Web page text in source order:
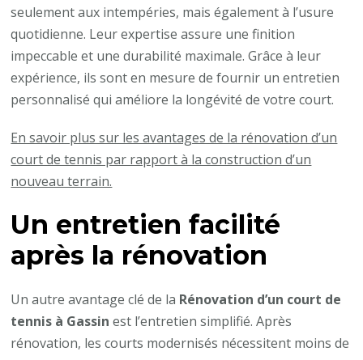
seulement aux intempéries, mais également à l’usure
quotidienne. Leur expertise assure une finition
impeccable et une durabilité maximale. Grâce à leur
expérience, ils sont en mesure de fournir un entretien
personnalisé qui améliore la longévité de votre court.
En savoir plus sur les avantages de la rénovation d’un
court de tennis par rapport à la construction d’un
nouveau terrain.
Un entretien facilité
après la rénovation
Un autre avantage clé de la Rénovation d’un court de
tennis à Gassin est l’entretien simplifié. Après
rénovation, les courts modernisés nécessitent moins de